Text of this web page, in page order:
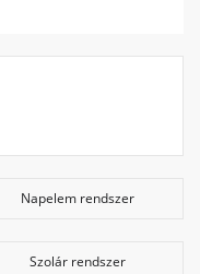
Napelem rendszer
Szolár rendszer